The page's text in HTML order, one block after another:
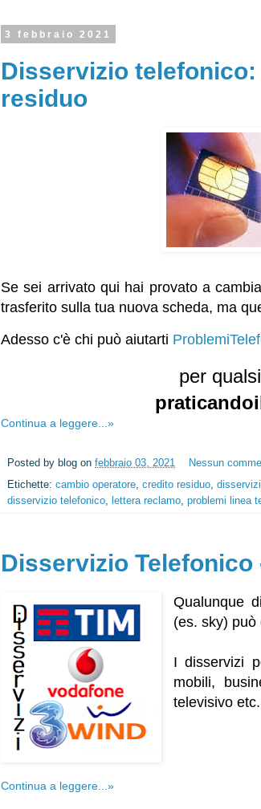
3 febbraio 2021
Disservizio
residuo
Se sei arrivato qui hai provato a
trasferito sulla tua nuova scheda, ma
Adesso c'è chi può aiutarti
per
Continua a leggere...»
Posted by blog on febbraio 03, 2021
Nessun
Etichette: cambio operatore, credito residuo,
disservizio telefonico, lettera reclamo, problemi linea
Disservizio Telefonico
Qualunque
(es. sky)
I disservizi
mobili,
televisivo
Continua a leggere...»